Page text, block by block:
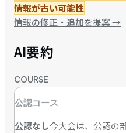
情報が古い可能性
情報の修正・追加を提案→
AI要約
COURSE
公認コース
公認なし今大会は、公認の